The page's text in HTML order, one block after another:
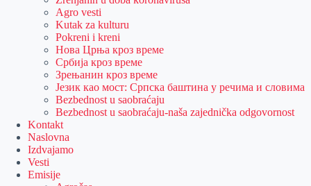
Agro vesti
Kutak za kulturu
Pokreni i kreni
Нова Црња кроз време
Србија кроз време
Зрењанин кроз време
Језик као мост: Српска баштина у речима и словима
Bezbednost u saobraćaju
Bezbednost u saobraćaju-naša zajednička odgovornost
Kontakt
Naslovna
Izdvajamo
Vesti
Emisije